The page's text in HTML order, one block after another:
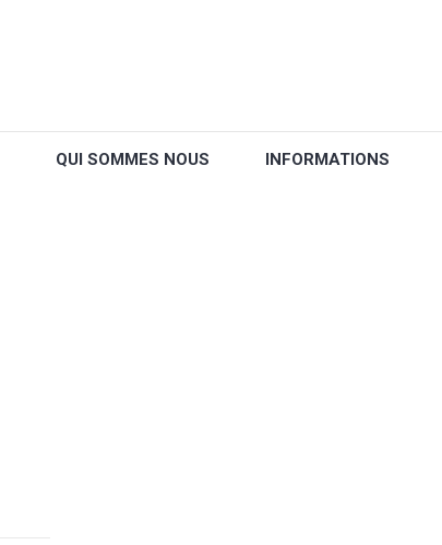
QUI SOMMES NOUS INFORMATIONS